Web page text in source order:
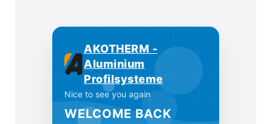
AKOTHERM -
Aluminium
Profilsysteme
Nice to see you again
WELCOME BACK